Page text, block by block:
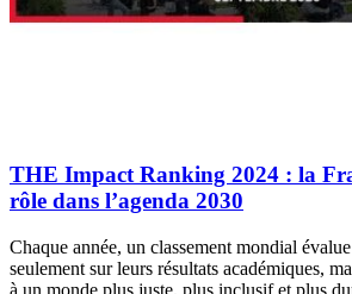
THE Impact Ranking 2024 : la
rôle dans l’agenda 2030
Chaque année, un classement mondial
seulement sur leurs résultats académiques,
à un monde plus juste, plus inclusif et plus